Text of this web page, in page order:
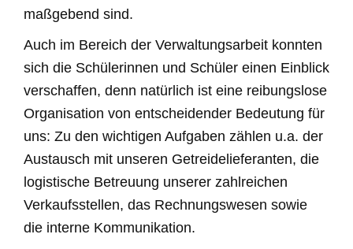
maßgebend sind.
Auch im Bereich der Verwaltungsarbeit konnten
sich die Schülerinnen und Schüler einen Einblick
verschaffen, denn natürlich ist eine reibungslose
Organisation von entscheidender Bedeutung für
uns: Zu den wichtigen Aufgaben zählen u.a. der
Austausch mit unseren Getreidelieferanten, die
logistische Betreuung unserer zahlreichen
Verkaufsstellen, das Rechnungswesen sowie
die interne Kommunikation.